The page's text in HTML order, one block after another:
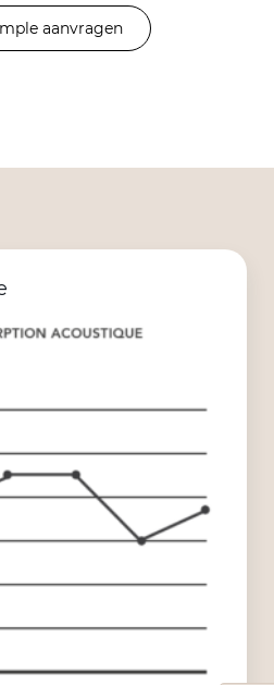
aanvragen